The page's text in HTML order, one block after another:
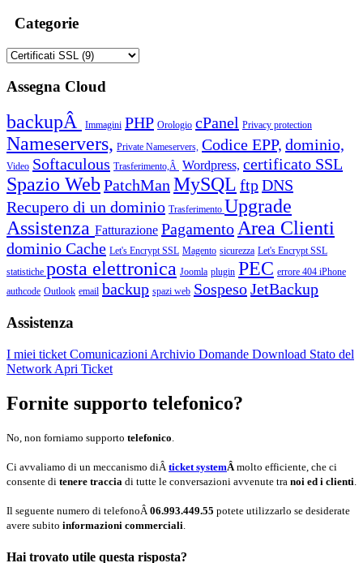
Categorie
Assegna Cloud
backupÂ Immagini PHP Orologio cPanel Privacy protection
Nameservers, Private Nameservers, Codice EPP, dominio,
Video Softaculous Trasferimento,Â Wordpress, certificato SSL
Spazio Web PatchMan MySQL ftpDNS
Recupero di un dominio Trasferimento Upgrade
Assistenza Fatturazione Pagamento Area Clienti
dominio Cache Let's Encrypt SSL Magento sicurezza Let's Encrypt SSL
statistiche posta elettronica Joomla plugin PEC errore 404 iPhone
authcode Outlook email backup spazi web SospesoJetBackup
Assistenza
I miei ticket Comunicazioni Archivio Domande Download Stato del
Network Apri Ticket
Fornite supporto telefonico?
No, non forniamo supporto telefonico.
Ci avvaliamo di un meccanismo diÂticket systemÂmolto efficiente, che ci
consente di tenere traccia di tutte le conversazioni avvenute tra noi ed i clienti.
Il seguente numero di telefonoÂ06.993.449.55 potete utilizzarlo se desiderate
avere subito informazioni commerciali.
Hai trovato utile questa risposta?